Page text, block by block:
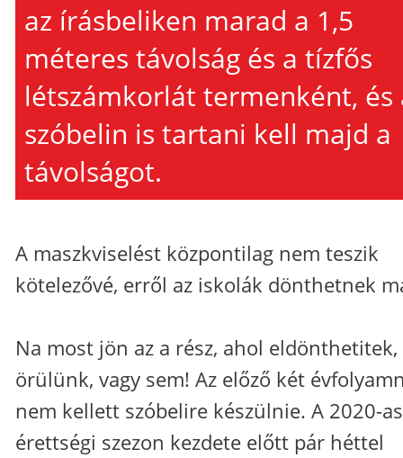
az írásbeliken marad a 1,5
méteres távolság és a tízfős
létszámkorlát termenként, és
szóbelin is tartani kell majd a
távolságot.
A maszkviselést központilag nem teszik
kötelezővé, erről az iskolák dönthetnek
Na most jön az a rész, ahol eldönthetitek,
örülünk, vagy sem! Az előző két
nem kellett szóbelire készülnie. A 2020-as
érettségi szezon kezdete előtt pár héttel